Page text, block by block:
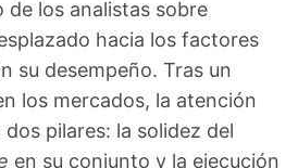
de los analistas sobre
hacia los factores
su desempeño. Tras un
los mercados, la atención
pilares: la solidez del
en su conjunto y la ejecución